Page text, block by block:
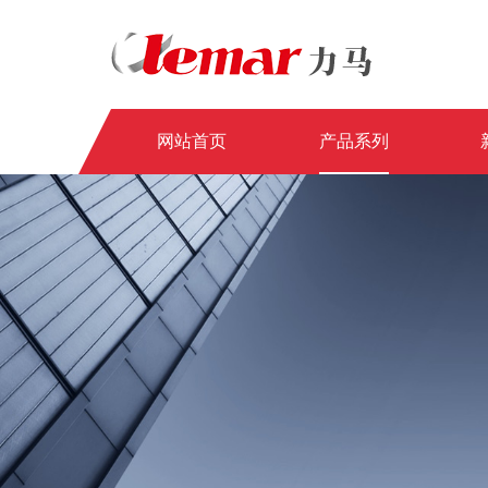
网站首页 产品系列